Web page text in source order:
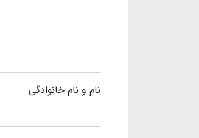
نام و نام خانوادگی